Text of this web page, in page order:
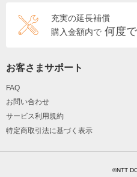
充実の延長補償
購入金額内で 何度
お客さまサポート
FAQ
お問い合わせ
サービス利用規約
特定商取引法に基づく表示
©NTT